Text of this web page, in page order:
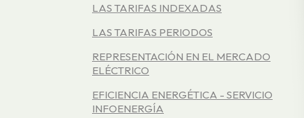
LAS TARIFAS INDEXADAS
LAS TARIFAS PERIODOS
REPRESENTACIÓN EN EL MERCADO
ELÉCTRICO
EFICIENCIA ENERGÉTICA - SERVICIO
INFOENERGÍA